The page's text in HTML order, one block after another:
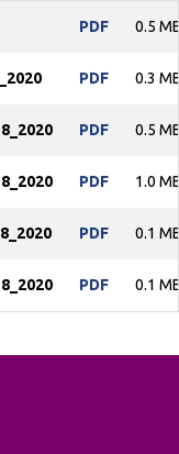
PDF 0.5
PDF 0.3
PDF 0.5
PDF 1.0
PDF 0.1
PDF 0.1